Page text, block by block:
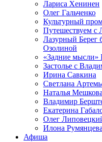
Лариса Хенинен
Олег Гальченко
Культурный
Путешествуем с
Лазурный Берег
Озолиной
«Задние
Застолье с
Ирина Савкина
Светлана
Наталья
Владимир
Екатерина
Олег
Илона
Афиша